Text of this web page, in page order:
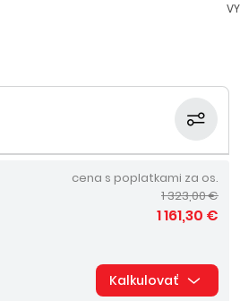
cena s poplatkami za os.
1 323,00 €
1 161,30 €
Kalkulovať